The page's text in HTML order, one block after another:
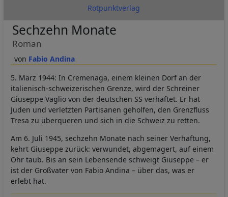
Rotpunktverlag
Fabio Andina
Sechzehn Monate
Roman
5. März 1944: In Cremenaga, einem kleinen Dorf an der
italienisch-schweizerischen Grenze, wird der Schreiner
Giuseppe Vaglio von der deutschen SS verhaftet. Er hat
Juden und verletzten Partisanen geholfen, den Grenzfluss
Tresa zu überqueren und sich in die Schweiz zu retten.
Am 6. Juli 1945, sechzehn Monate nach seiner Verhaftung,
kehrt Giuseppe zurück: verwundet, abgemagert, auf einem
Ohr taub. Bis an sein Lebensende schweigt Giuseppe – er
ist der Großvater von Fabio Andina – über das, was er
erlebt hat.